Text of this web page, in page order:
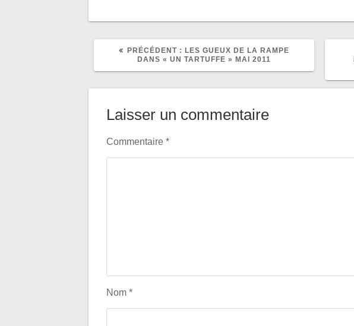
PRÉCÉDENT : ARTICLE
PRÉCÉDENT
LES GUEUX DE LA RAMPE
DANS « UN TARTUFFE » MAI 2011
Laisser un commentaire
Commentaire*
Nom*